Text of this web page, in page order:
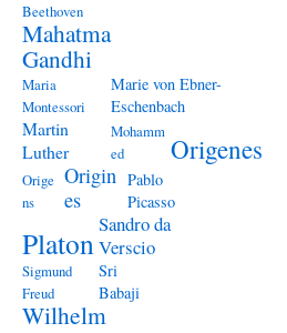
Beethoven
Mahatma
Gandhi
Maria
Montessori
Marie von Ebner-
Eschenbach
Martin
Luther
Mohamm
ed
Origenes
Orige
ns
Origin
es
Pablo
Picasso
Platon
Sandro da
Verscio
Sigmund
Freud
Sri
Babaji
Wilhelm